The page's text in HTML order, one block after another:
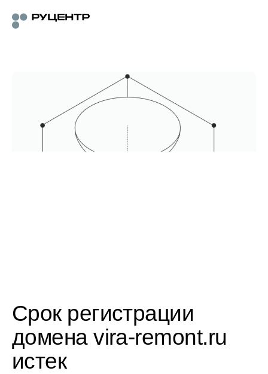
Срок регистрации
домена vira-remont.ru
истек